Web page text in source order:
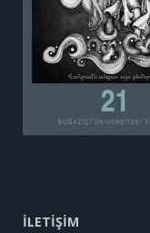
İLETİŞİM